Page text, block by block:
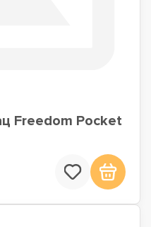
Freedom Pocket